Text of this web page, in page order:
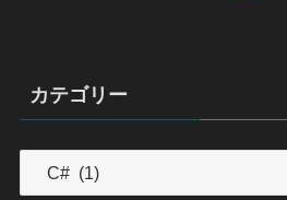
カテゴリー
テ